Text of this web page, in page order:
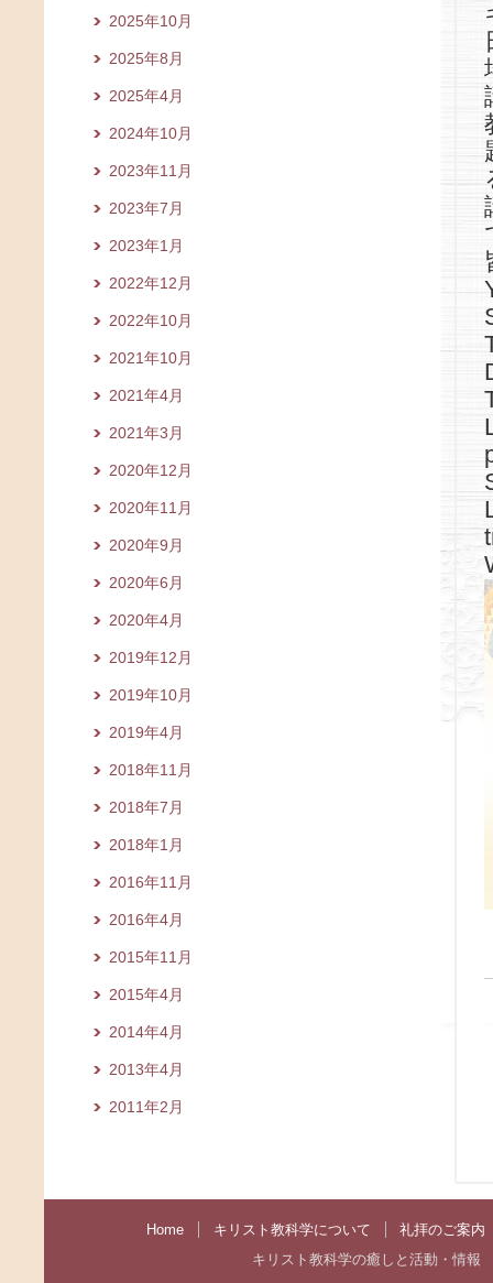
2025年10月
2025年8月
2025年4月
2024年10月
2023年11月
2023年7月
2023年1月
2022年12月
2022年10月
2021年10月
2021年4月
2021年3月
2020年12月
2020年11月
2020年9月
2020年6月
2020年4月
2019年12月
2019年10月
2019年4月
2018年11月
2018年7月
2018年1月
2016年11月
2016年4月
2015年11月
2015年4月
2014年4月
2013年4月
2011年2月
Home キリスト教科学について
礼拝のご案内
キリスト教科学の癒しと活動・情報